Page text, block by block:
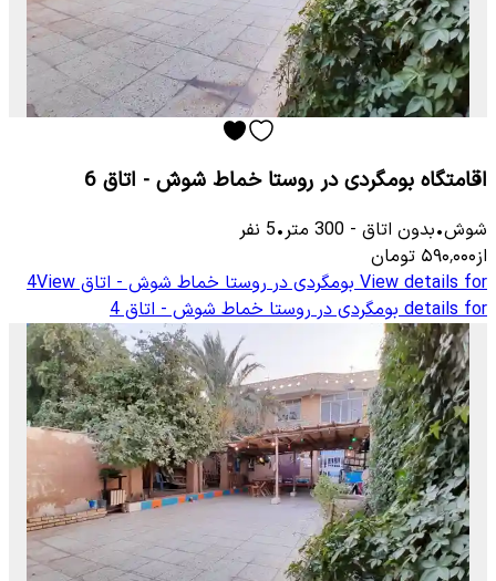
اقامتگاه بومگردی در روستا خماط شوش - اتاق 6
شوش•بدون اتاق -
300 متر•
5 نفر
از۵۹۰٬۰۰۰ تومان
View details for بومگردی در روستا خماط شوش - اتاق 4View
details for بومگردی در روستا خماط شوش - اتاق 4